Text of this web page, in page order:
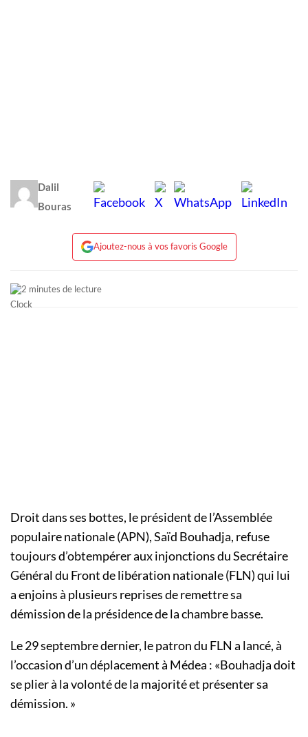
Dalil
Bouras
Ajoutez-nous à vos favoris Google
2 minutes de lecture
Droit dans ses bottes, le président de l’Assemblée
populaire nationale(APN), Saïd Bouhadja, refuse
toujours d’obtempérer aux injonctions du Secrétaire
Général du Front de libération nationale(FLN)qui lui
a enjoins à plusieurs reprises de remettre sa
démission de la présidence de la chambre basse.
Le 29 septembre dernier, le patron du FLN a lancé, à
l’occasion d’un déplacement à Médea : «Bouhadjadoit
se plier à la volonté de la majorité et présenter sa
démission. »